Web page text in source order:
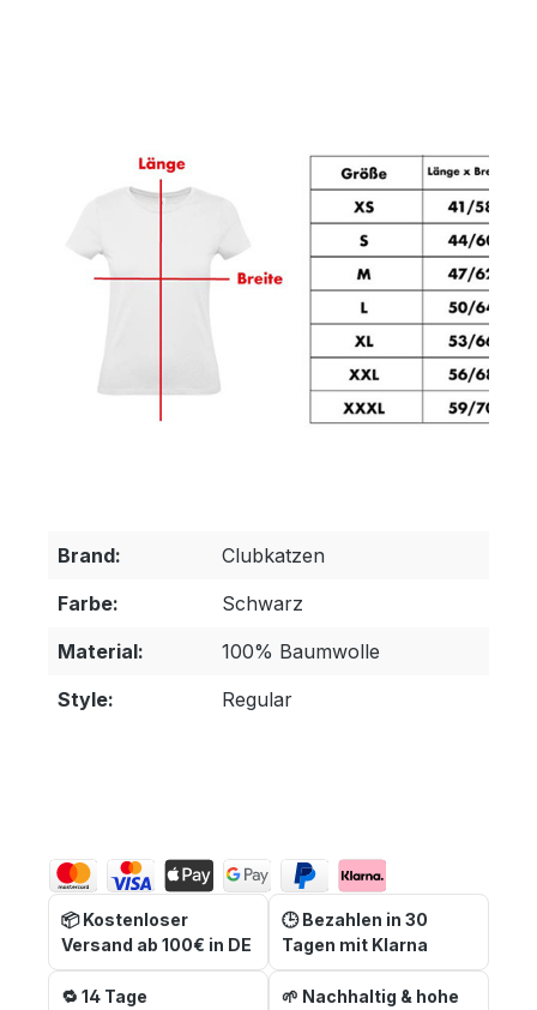
Brand:
Clubkatzen
Farbe:
Schwarz
Material:
100% Baumwolle
Style:
Regular
📦 Kostenloser
Versand ab 100€ in DE
🕒 Bezahlen in 30
Tagen mit Klarna
🔁 14 Tage
🌱 Nachhaltig & hohe